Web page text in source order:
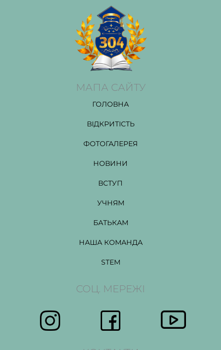
МАПА САЙТУ
ГОЛОВНА
ВІДКРИТІСТЬ
ФОТОГАЛЕРЕЯ
НОВИНИ
ВСТУП
УЧНЯМ
БАТЬКАМ
НАША КОМАНДА
STEM
СОЦ. МЕРЕЖІ